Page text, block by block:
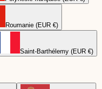
Roumanie (EUR €)
Saint-Barthélemy (EUR €)